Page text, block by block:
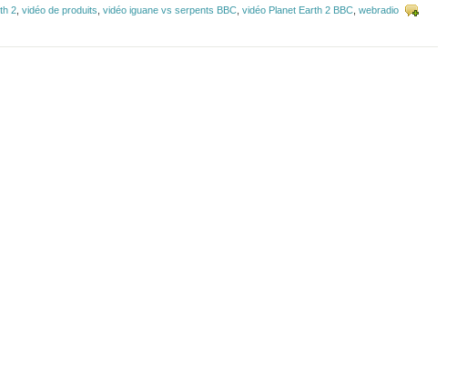
2 vidéo de produits vidéo iguane vs serpents BBC vidéo Planet Earth 2 BBC webradio